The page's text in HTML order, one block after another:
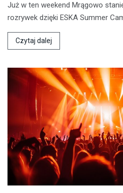
Już w ten weekend Mrągowo
rozrywek dzięki ESKA Summer
Czytaj dalej